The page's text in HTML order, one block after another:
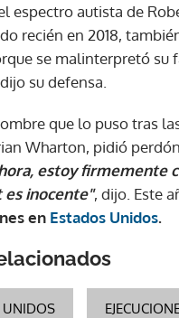
espectro autista de
recién en 2018,
se malinterpretó su
su defensa.
que lo puso tras
Wharton, pidió perdón.
estoy firmemente
es inocente", dijo. Este
en Estados Unidos.
UNIDOS